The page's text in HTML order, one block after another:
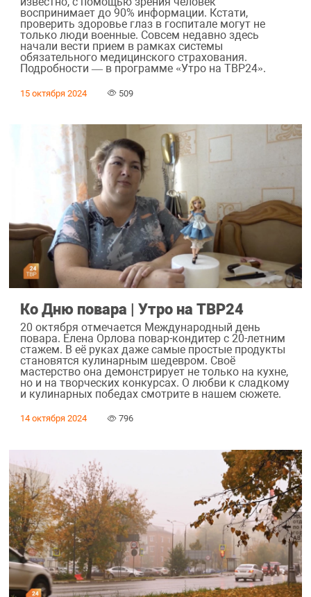
воспринимает до 90% информации. Кстати,
проверить здоровье глаз в госпитале могут не
только люди военные. Совсем недавно здесь
начали вести прием в рамках системы
обязательного медицинского страхования.
Подробности — в программе «Утро на ТВР24».
15 октября 2024 509
Ко Дню повара | Утро на ТВР24
20 октября отмечается Международный день
повара. Елена Орлова повар-кондитер с 20-летним
стажем. В её руках даже самые простые продукты
становятся кулинарным шедевром. Своё
мастерство она демонстрирует не только на кухне,
но и на творческих конкурсах. О любви к сладкому
и кулинарных победах смотрите в нашем сюжете.
14 октября 2024 796